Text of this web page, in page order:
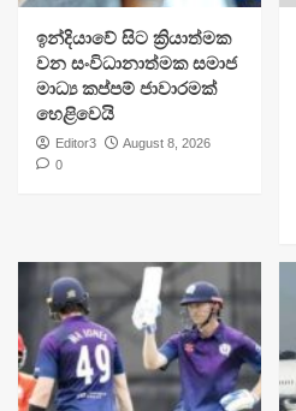
​ඉන්දියාවේ සිට ක්‍රියාත්මක
වන සංවිධානාත්මක සමාජ
මාධ්‍ය කප්පම් ජාවාරමක්
හෙළිවෙයි
Editor3
August 8, 2026
0